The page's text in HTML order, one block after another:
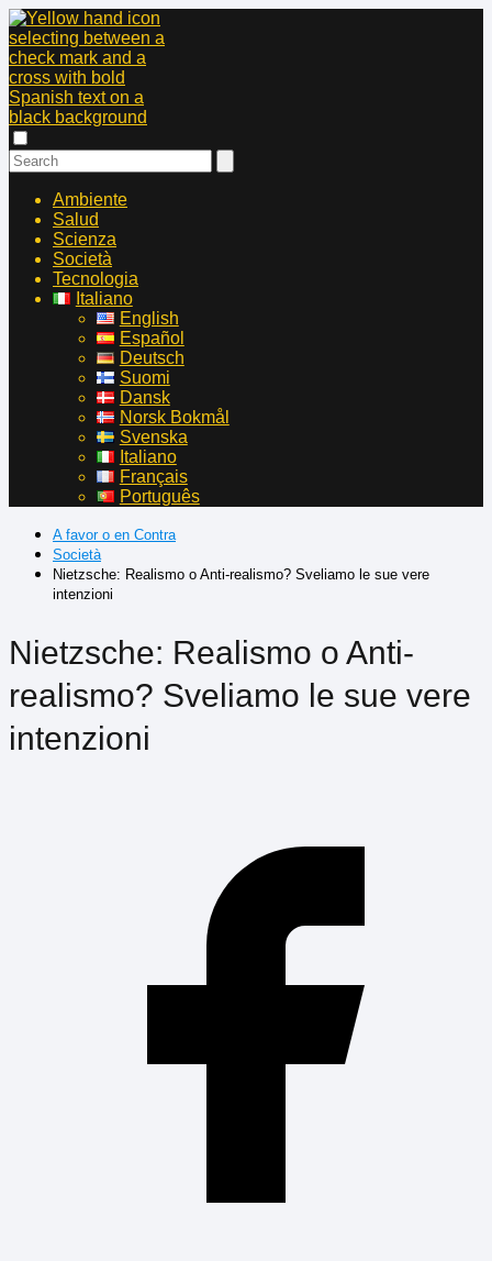
Ambiente
Salud
Scienza
Società
Tecnologia
Italiano
English
Español
Deutsch
Suomi
Dansk
Norsk Bokmål
Svenska
Italiano
Français
Português
A favor o en Contra
Società
Nietzsche: Realismo o Anti-realismo? Sveliamo le sue vere
intenzioni
Nietzsche: Realismo o Anti-
realismo? Sveliamo le sue vere
intenzioni